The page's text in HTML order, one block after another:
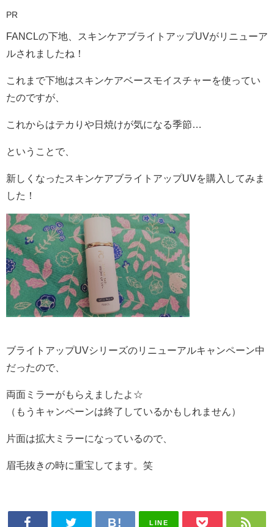
PR
FANCLの下地、スキンケアブライトアップUVがリニューア
ルされましたね！
これまで下地はスキンケアベースモイスチャーを使ってい
たのですが、
これからはテカりや日焼けが気になる季節…
ということで、
新しくなったスキンケアブライトアップUVを購入してみま
した！
ブライトアップUVシリーズのリニューアルキャンペーン中
だったので、
両面ミラーがもらえましたよ☆
（もうキャンペーンは終了しているかもしれません）
片面は拡大ミラーになっているので、
眉毛抜きの時に重宝してます。笑
LINE